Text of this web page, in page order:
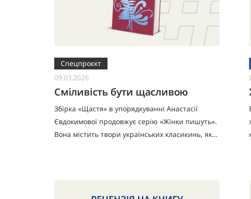
Спецпроєкт
09.03.2026
Сміливість бути щасливою
Збірка «Щастя» в упорядкуванні Анастасії
Євдокимової продовжує серію «Жінки пишуть».
Вона містить твори українських класикинь, які